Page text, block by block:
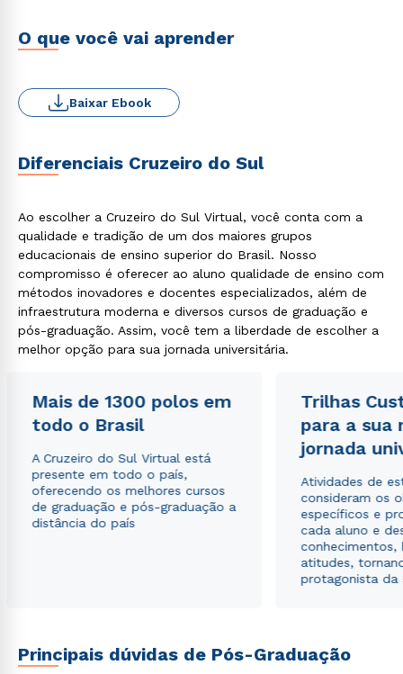
O que você vai aprender
Baixar Ebook
Diferenciais Cruzeiro do Sul
Ao escolher a Cruzeiro do Sul Virtual, você conta com a
qualidade e tradição de um dos maiores grupos
educacionais de ensino superior do Brasil. Nosso
compromisso é oferecer ao aluno qualidade de ensino com
métodos inovadores e docentes especializados, além de
infraestrutura moderna e diversos cursos de graduação e
pós-graduação. Assim, você tem a liberdade de escolher a
melhor opção para sua jornada universitária.
Mais de 1300 polos em
todo o Brasil
A Cruzeiro do Sul Virtual está
presente em todo o país,
oferecendo os melhores cursos
de graduação e pós-graduação a
distância do país
Trilhas
para a sua
jornada
Atividades de
consideram os
específicos e
cada aluno e
conhecimentos,
atitudes,
protagonista da
Principais dúvidas de Pós-Graduação